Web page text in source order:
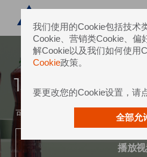
我们使用的Cookie包括技术
Cookie、营销类Cookie、偏
解Cookie以及我们如何使用
Cookie政策。
要更改您的Cookie设置，请
全部允
1Skin
可持续包装的本质体现
播放